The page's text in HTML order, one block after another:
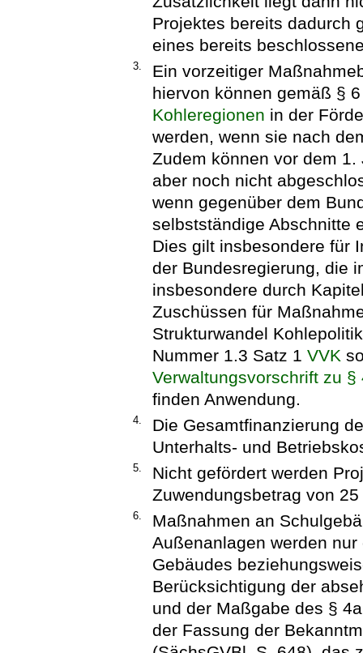
Projektes bereits dadurch
eines bereits
3.
Ein vorzeitiger
hiervon können gemäß §
Kohleregionen in der
werden, wenn sie nach
Zudem können vor dem
aber noch nicht
wenn gegenüber dem
selbstständige Abschnitte
Dies gilt insbesondere für
der Bundesregierung, die
insbesondere durch
Zuschüssen für
Strukturwandel
Nummer 1.3 Satz 1 VVK
Verwaltungsvorschrift zu
finden Anwendung.
4.
Die Gesamtfinanzierung
Unterhalts- und
5.
Nicht gefördert werden
Zuwendungsbetrag von
6.
Maßnahmen an
Außenanlagen werden
Gebäudes
Berücksichtigung der
und der Maßgabe des §
der Fassung der